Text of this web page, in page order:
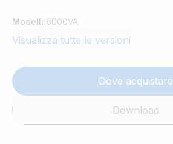
Modelli:6000VA
Visualizza tutte le versioni
Dove acquistare
Download